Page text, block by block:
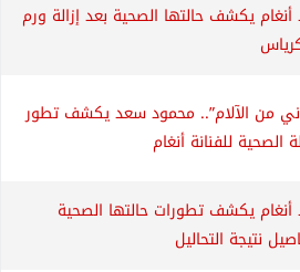
أنغام يكشف حالتها الصحية بعد إزالة ورم
من الآلام”.. محمود سعد يكشف تطور
الصحية للفنانة أنغام
أنغام يكشف تطورات حالتها الصحية
نتيجة التحاليل